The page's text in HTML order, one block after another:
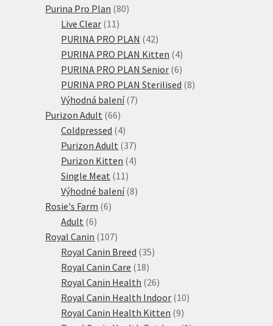
Purina Pro Plan 8080
Live Clear 11 11
produktů
PURINA PRO PLAN 4242
produktů
PURINA PRO PLAN Kitten 44
produkty
PURINA PRO PLAN Senior 66
produktů
PURINA PRO PLAN Sterilised 88
Výhodná balení 77
Purizon Adult 6666
produktů
Coldpressed 44
produkty
Purizon Adult 3737
produktů
Purizon Kitten 44
Single Meat 11 11
produktů
Výhodné balení 88
Rosie's Farm 66
Adult 66
produktů
Royal Canin 107107
produktů
Royal Canin Breed 3535
Royal Canin Care 1818
produktů
Royal Canin Health 2626
produktů
Royal Canin Health Indoor 1010
Royal Canin Health Kitten 99